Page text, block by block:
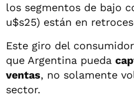
los segmentos de bajo
u$s25) están en
Este giro del
que Argentina pueda
ventas, no solamente
sector.